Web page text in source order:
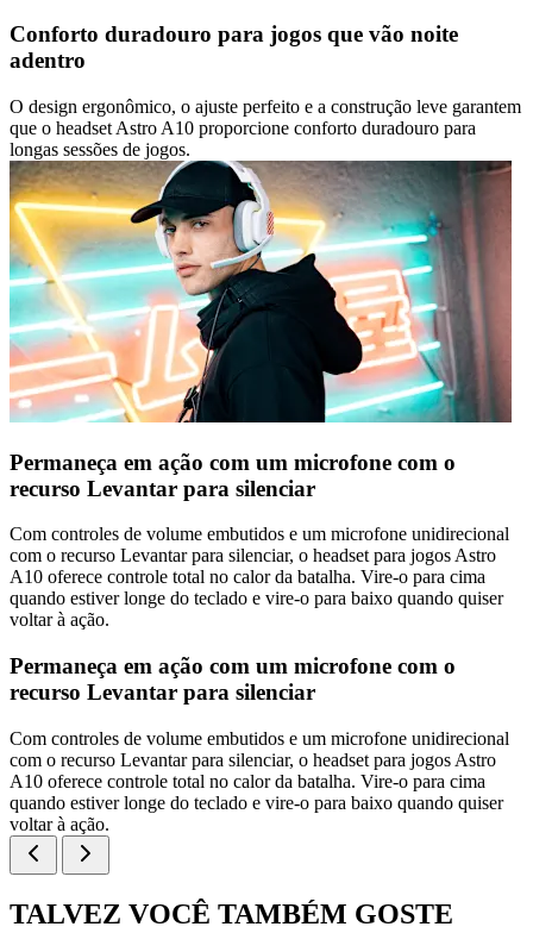
Conforto duradouro para jogos que vão noite
adentro
O design ergonômico, o ajuste perfeito e a construção leve garantem
que o headset Astro A10 proporcione conforto duradouro para
longas sessões de jogos.
Permaneça em ação com um microfone com o
recurso Levantar para silenciar
Com controles de volume embutidos e um microfone unidirecional
com o recurso Levantar para silenciar, o headset para jogos Astro
A10 oferece controle total no calor da batalha. Vire-o para cima
quando estiver longe do teclado e vire-o para baixo quando quiser
voltar à ação.
Permaneça em ação com um microfone com o
recurso Levantar para silenciar
Com controles de volume embutidos e um microfone unidirecional
com o recurso Levantar para silenciar, o headset para jogos Astro
A10 oferece controle total no calor da batalha. Vire-o para cima
quando estiver longe do teclado e vire-o para baixo quando quiser
voltar à ação.
TALVEZ VOCÊ TAMBÉM GOSTE